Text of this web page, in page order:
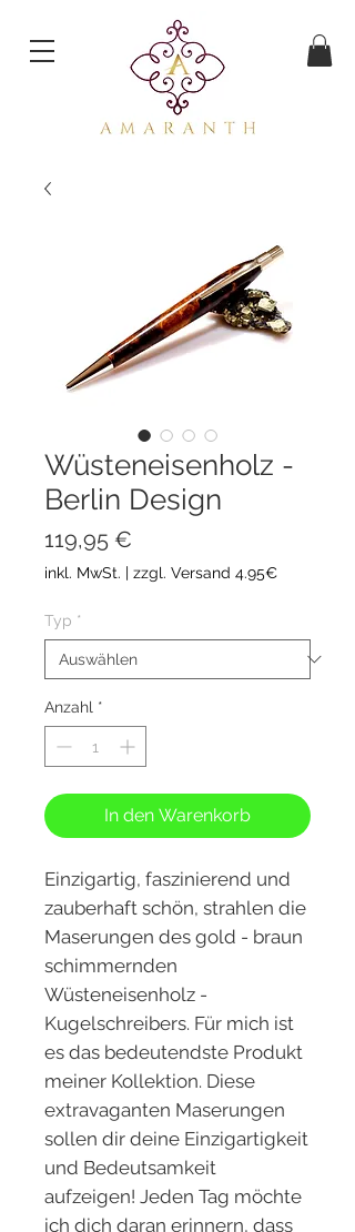
Wüsteneisenholz -
Berlin Design
119,95 €
inkl. MwSt. | zzgl. Versand 4.95€
Typ *
Anzahl *
In den Warenkorb
Einzigartig, faszinierend und
zauberhaft schön, strahlen die
Maserungen des gold - braun
schimmernden
Wüsteneisenholz -
Kugelschreibers. Für mich ist
es das bedeutendste Produkt
meiner Kollektion. Diese
extravaganten Maserungen
sollen dir deine Einzigartigkeit
und Bedeutsamkeit
aufzeigen! Jeden Tag möchte
ich dich daran erinnern, dass